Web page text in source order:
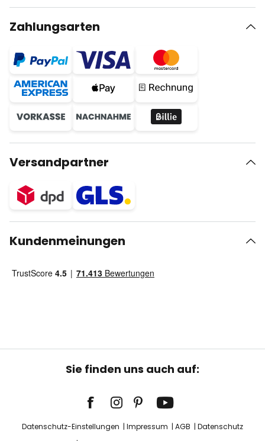
Zahlungsarten
Versandpartner
Kundenmeinungen
Sie finden uns auch auf:
Datenschutz-Einstellungen Impressum AGB
Datenschutz